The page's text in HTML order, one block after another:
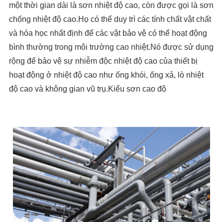
một thời gian dài là sơn nhiệt độ cao, còn được gọi là sơn
chống nhiệt độ cao.Họ có thể duy trì các tính chất vật chất
và hóa học nhất định để các vật bảo vệ có thể hoạt động
bình thường trong môi trường cao nhiệt.Nó được sử dụng
rộng để bảo vệ sự nhiễm độc nhiệt độ cao của thiết bị
hoạt động ở nhiệt độ cao như ống khói, ống xả, lò nhiệt
độ cao và không gian vũ trụ.Kiểu sơn cao độ